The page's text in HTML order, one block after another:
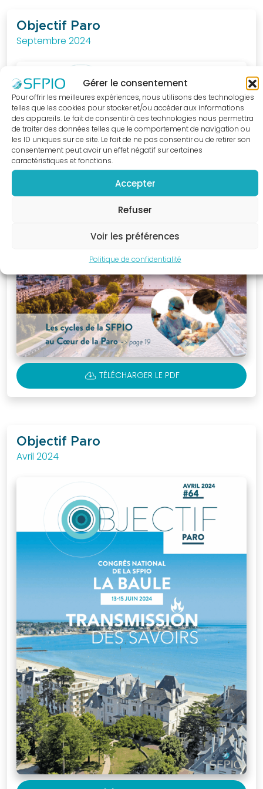
Gérer le consentement
Pour offrir les meilleures expériences, nous utilisons des technologies
telles que les cookies pour stocker et/ou accéder aux informations
des appareils. Le fait de consentir à ces technologies nous permettra
de traiter des données telles que le comportement de navigation ou
les ID uniques sur ce site. Le fait de ne pas consentir ou de retirer son
consentement peut avoir un effet négatif sur certaines
caractéristiques et fonctions.
Accepter
Refuser
Voir les préférences
Politique de confidentialité
Objectif Paro
Septembre 2024
CLOUD_DOWNLOAD TÉLÉCHARGER LE PDF
Objectif Paro
Avril 2024
quotidien.
BOUTIQUE